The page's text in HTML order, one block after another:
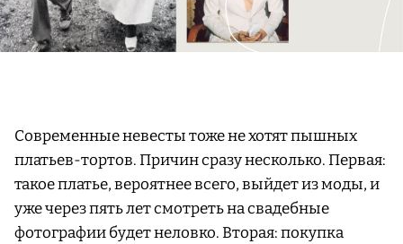
Современные невесты тоже не хотят пышных
платьев-тортов. Причин сразу несколько. Первая:
такое платье, вероятнее всего, выйдет из моды, и
уже через пять лет смотреть на свадебные
фотографии будет неловко. Вторая: покупка